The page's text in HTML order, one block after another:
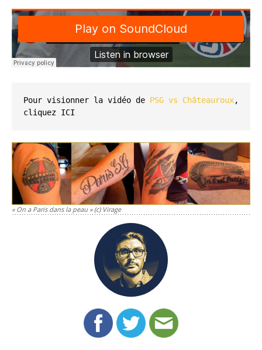
Pour visionner la vidéo de PSG vs Châteauroux,
cliquez ICI
« On a Paris dans la peau » (c) Virage